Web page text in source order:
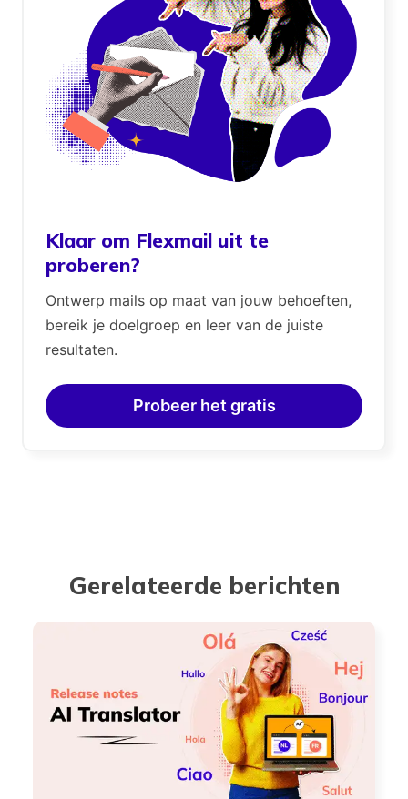
Klaar om Flexmail uit te
proberen?
Ontwerp mails op maat van jouw behoeften,
bereik je doelgroep en leer van de juiste
resultaten.
Probeer het gratis
Gerelateerde berichten